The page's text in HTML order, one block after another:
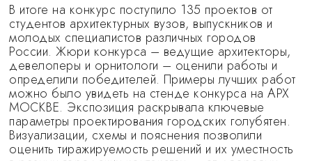
В итоге на конкурс поступило 135 проектов от
студентов архитектурных вузов, выпускников и
молодых специалистов различных городов
России. Жюри конкурса – ведущие архитекторы,
девелоперы и орнитологи – оценили работы и
определили победителей. Примеры лучших работ
можно было увидеть на стенде конкурса на АРХ
МОСКВЕ. Экспозиция раскрывала ключевые
параметры проектирования городских голубятен.
Визуализации, схемы и пояснения позволили
оценить тиражируемость решений и их уместность